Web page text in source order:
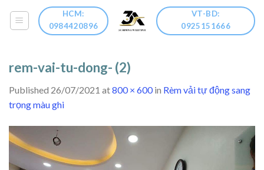
HCM:
0984420896
VT-BD:
0925151666
rem-vai-tu-dong- (2)
Published 26/07/2021 at800 × 600in Rèm vải tự động sang
trọng màu ghi